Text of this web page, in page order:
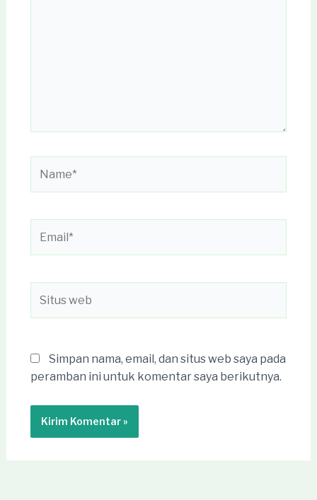
web
Simpan nama, email, dan situs web saya pada
peramban ini untuk komentar saya berikutnya.